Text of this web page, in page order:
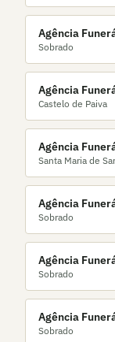
Agência
Fernandes, Lda.
Sobrado
Agência
Pinho
Castelo de Paiva
Agência
da Silva &
Santa Maria de
Agência
Moreira & C.Lda
Sobrado
Agência
Moreira, Lda
Sobrado
Agência
Lda.
Sobrado